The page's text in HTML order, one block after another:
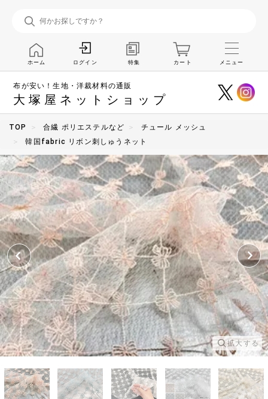
布が安い！生地・洋裁材料の通販
大塚屋ネットショップ
ホーム ログイン 特集 カート メニュー
TOP 合繊 ポリエステルなど
チュール メッシュ
韓国fabric リボン刺しゅうネット
拡大する